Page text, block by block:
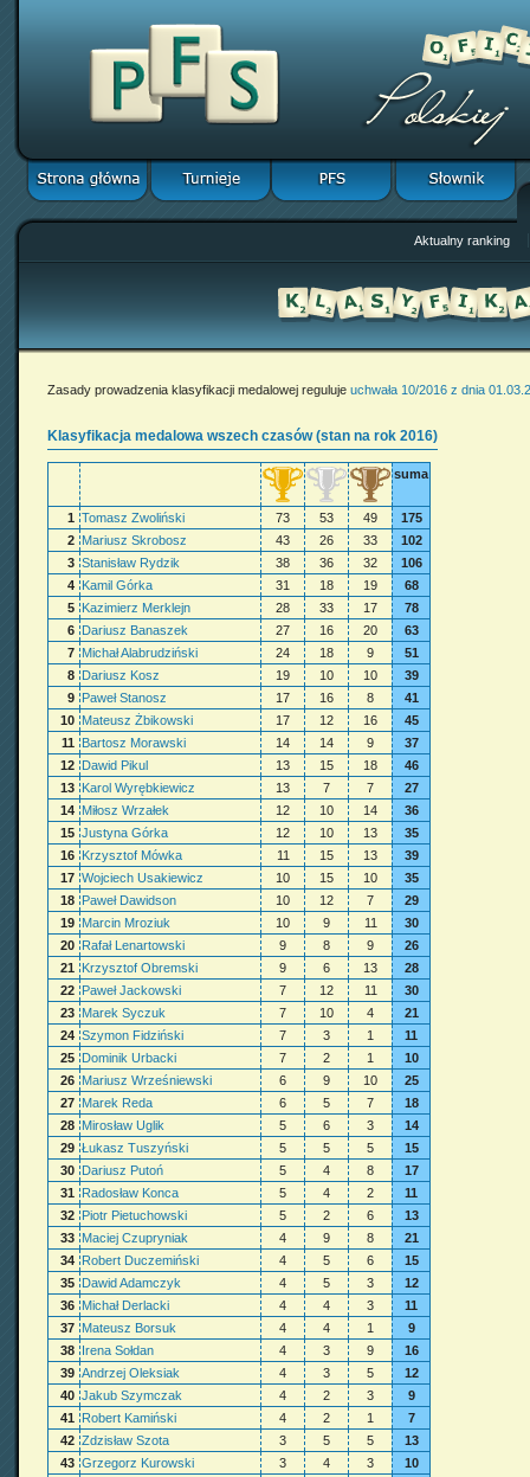
Aktualny ranking
Zasady prowadzenia klasyfikacji medalowej reguluje uchwała 10/2016 z dnia
Klasyfikacja medalowa wszech czasów (stan na rok 2016)
suma
1 Tomasz Zwoliński 73 53 49
175
2 Mariusz Skrobosz 43 26 33
102
3 Stanisław Rydzik 38 36 32
106
4 Kamil Górka 31 18 19
68
5 Kazimierz Merklejn 28 33 17
78
6 Dariusz Banaszek 27 16 20
63
7 Michał Alabrudziński 24 18 9
51
8 Dariusz Kosz 19 10 10
39
9 Paweł Stanosz 17 16 8
41
10 Mateusz Żbikowski 17 12 16
45
11
Bartosz Morawski 14 14 9
37
12 Dawid Pikul 13 15 18
46
13 Karol Wyrębkiewicz 13 7 7
27
14 Miłosz Wrzałek 12 10 14
36
15 Justyna Górka 12 10 13
35
16 Krzysztof Mówka 11 15 13
39
17 Wojciech Usakiewicz 10 15 10
35
18 Paweł Dawidson 10 12 7
29
19 Marcin Mroziuk 10 9 11
30
20 Rafał Lenartowski 9 8 9
26
21
Krzysztof Obremski 9 6 13
28
22 Paweł Jackowski 7 12 11
30
23 Marek Syczuk 7 10 4
21
24 Szymon Fidziński 7 3 1
11
25 Dominik Urbacki 7 2 1
10
26 Mariusz Wrześniewski 6 9 10
25
27 Marek Reda 6 5 7
18
28 Mirosław Uglik 5 6 3
14
29 Łukasz Tuszyński 5 5 5
15
30 Dariusz Putoń 5 4 8
17
31
Radosław Konca 5 4 2
11
32 Piotr Pietuchowski 5 2 6
13
33 Maciej Czupryniak 4 9 8
21
34 Robert Duczemiński 4 5 6
15
35 Dawid Adamczyk 4 5 3
12
36 Michał Derlacki 4 4 3
11
37 Mateusz Borsuk 4 4 1
9
38 Irena Sołdan 4 3 9
16
39 Andrzej Oleksiak 4 3 5
12
40 Jakub Szymczak 4 2 3
9
41
Robert Kamiński 4 2 1
7
42 Zdzisław Szota 3 5 5
13
43 Grzegorz Kurowski 3 4 3
10